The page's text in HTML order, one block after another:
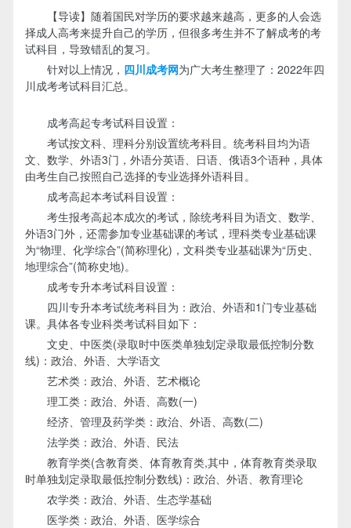
【导读】随着国民对学历的要求越来越高，更多的人会选
择成人高考来提升自己的学历，但很多考生并不了解成考的考
试科目，导致错乱的复习。
针对以上情况， 四川成考网为广大考生整理了：2022年四
川成考考试科目汇总。
成考高起专考试科目设置：
考试按文科、理科分别设置统考科目。统考科目均为语
文、数学、外语3门，外语分英语、日语、俄语3个语种，具体
由考生自己按照自己选择的专业选择外语科目。
成考高起本考试科目设置：
考生报考高起本成次的考试，除统考科目为语文、数学、
外语3门外，还需参加专业基础课的考试，理科类专业基础课
为“物理、化学综合”(简称理化)，文科类专业基础课为“历史、
地理综合”(简称史地)。
成考专升本考试科目设置：
四川专升本考试统考科目为：政治、外语和1门专业基础
课。具体各专业科类考试科目如下：
文史、中医类(录取时中医类单独划定录取最低控制分数
线)：政治、外语、大学语文
艺术类：政治、外语、艺术概论
理工类：政治、外语、高数(一)
经济、管理及药学类：政治、外语、高数(二)
法学类：政治、外语、民法
教育学类(含教育类、体育教育类,其中，体育教育类录取
时单独划定录取最低控制分数线)：政治、外语、教育理论
农学类：政治、外语、生态学基础
医学类：政治、外语、医学综合